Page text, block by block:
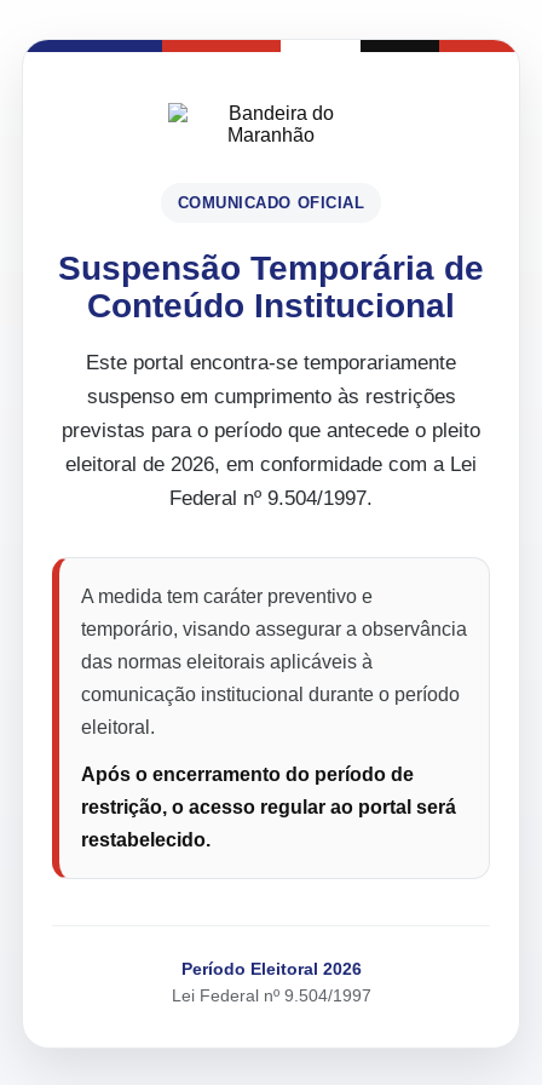
COMUNICADO OFICIAL
Suspensão Temporária de
Conteúdo Institucional
Este portal encontra-se temporariamente
suspenso em cumprimento às restrições
previstas para o período que antecede o pleito
eleitoral de 2026, em conformidade com a Lei
Federal nº 9.504/1997.
A medida tem caráter preventivo e
temporário, visando assegurar a observância
das normas eleitorais aplicáveis à
comunicação institucional durante o período
eleitoral.
Após o encerramento do período de
restrição, o acesso regular ao portal será
restabelecido.
Período Eleitoral 2026
Lei Federal nº 9.504/1997